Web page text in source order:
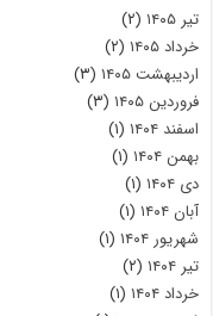
تیر ۱۴۰۵
(۲)
خرداد ۱۴۰۵
(۲)
اردیبهشت ۱۴۰۵
(۳)
فروردین ۱۴۰۵
(۳)
اسفند ۱۴۰۴
(۱)
بهمن ۱۴۰۴
(۱)
دی ۱۴۰۴
(۱)
آبان ۱۴۰۴
(۱)
شهریور ۱۴۰۴
(۱)
تیر ۱۴۰۴
(۲)
خرداد ۱۴۰۴
(۱)